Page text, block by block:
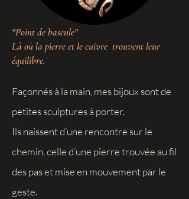
"Point de bascule"
Là où la pierre et le cuivre trouvent leur
équilibre.
Façonnés à la main, mes bijoux sont de
petites sculptures à porter.
Ils naissent d’une rencontre sur le
chemin, celle d’une pierre trouvée au fil
des pas et mise en mouvement par le
geste.